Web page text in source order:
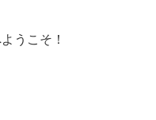
うこそ！